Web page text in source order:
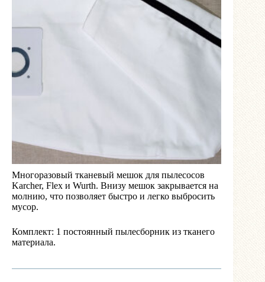
Многоразовый тканевый мешок для пылесосов
Karcher, Flex и Wurth. Внизу мешок закрывается на
молнию, что позволяет быстро и легко выбросить
мусор.
Комплект: 1 постоянный пылесборник из тканего
материала.